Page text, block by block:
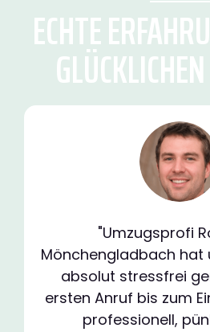
ECHTE
"Umzugsprofi
Mönchengladbach hat
absolut stressfrei
ersten Anruf bis zum
professionell,